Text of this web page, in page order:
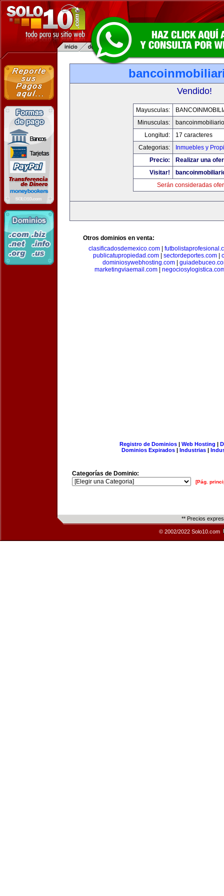
Vendido!
Mayusculas:
Minusculas:
Longitud:
17 caracteres
Categorias:
Inmuebles y
Precio:
Realizar una
Visitar!
Serán consideradas
Otros dominios en venta:
clasificadosdemexico.com|
publicatupropiedad.com
sectordeportes.com
dominiosywebhosting.com|
marketingviaemail.com|
Registro de Dominios| Web Hosting |
Dominios Expirados | Industrias |
Categorías de Dominio:
[Pág.
** Precios
© 2002/2022 Solo10.com